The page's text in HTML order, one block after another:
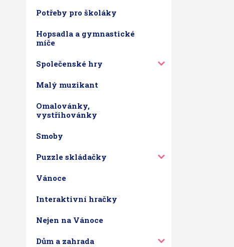
Potřeby pro školáky
Hopsadla a gymnastické
míče
Společenské hry
Malý muzikant
Omalovánky,
vystřihovánky
Smoby
Puzzle skládačky
Vánoce
Interaktivní hračky
Nejen na Vánoce
Dům a zahrada